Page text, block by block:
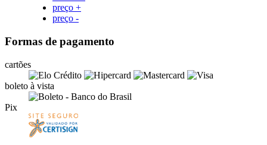
preço +
preço -
Formas de pagamento
cartões
boleto à vista
Pix